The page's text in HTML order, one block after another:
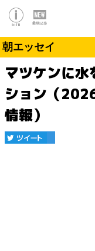
朝エッセイ
マツケンに
ション（
情報）